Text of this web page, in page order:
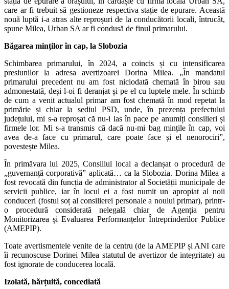
care ar fi trebuit să gestioneze respectiva stație de epurare. Această
nouă luptă i-a atras alte reproșuri de la conducătorii locali, întrucât,
spune Milea, Urban SA ar fi condusă de finul primarului.
Băgarea minților în cap, la Slobozia
Schimbarea primarului, în 2024, a coincis și cu intensificarea
presiunilor la adresa avertizoarei Dorina Milea. „În mandatul
primarului precedent nu am fost niciodată chemată în birou sau
admonestată, deși l-oi fi deranjat și pe el cu luptele mele. În schimb
de cum a venit actualul primar am fost chemată în mod repetat la
primărie și chiar la sediul PSD, unde, în prezența prefectului
județului, mi s-a reproșat că nu-i las în pace pe anumiți consilieri și
firmele lor. Mi s-a transmis că dacă nu-mi bag mințile în cap, voi
avea de-a face cu primarul, care poate face și el nenorociri”,
povestește Milea.
În primăvara lui 2025, Consiliul local a declanșat o procedură de
„guvernanță corporativă” aplicată… ca la Slobozia. Dorina Milea a
fost revocată din funcția de administrator al Societății municipale de
servicii publice, iar în locul ei a fost numit un apropiat al noii
conduceri (fostul soț al consilierei personale a noului primar), printr-
o procedură considerată nelegală chiar de Agenția pentru
Monitorizarea și Evaluarea Performanțelor Întreprinderilor Publice
(AMEPIP).
Toate avertismentele venite de la centru (de la AMEPIP și ANI care
îi recunoscuse Dorinei Milea statutul de avertizor de integritate) au
fost ignorate de conducerea locală.
Izolată, hărțuită, concediată